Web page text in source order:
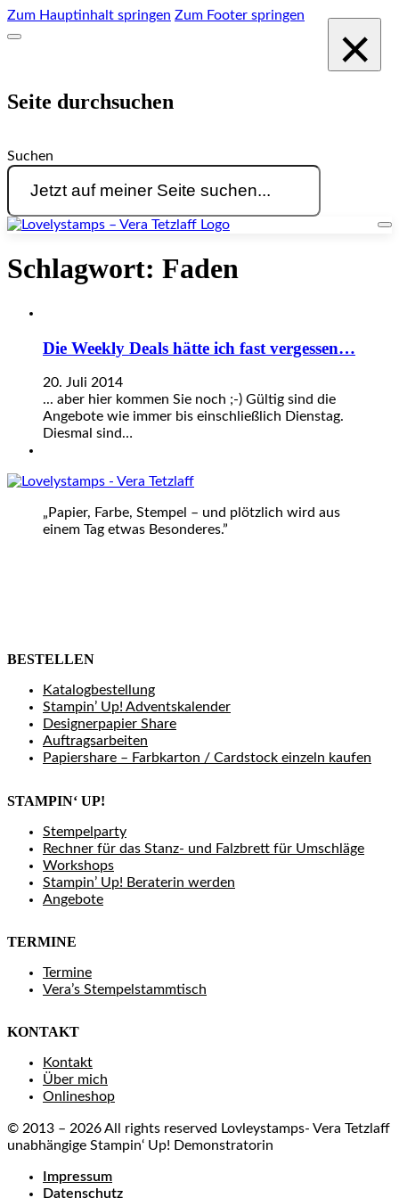
Zum Hauptinhalt springen Zum Footer springen
Seite durchsuchen
Suchen
×
Schlagwort: Faden
Die Weekly Deals hätte ich fast vergessen…
20. Juli 2014
... aber hier kommen Sie noch ;-) Gültig sind die
Angebote wie immer bis einschließlich Dienstag.
Diesmal sind…
„Papier, Farbe, Stempel – und plötzlich wird aus
einem Tag etwas Besonderes.”
BESTELLEN
Katalogbestellung
Stampin’ Up! Adventskalender
Designerpapier Share
Auftragsarbeiten
Papiershare – Farbkarton / Cardstock einzeln kaufen
STAMPIN‘ UP!
Stempelparty
Rechner für das Stanz- und Falzbrett für Umschläge
Workshops
Stampin’ Up! Beraterin werden
Angebote
TERMINE
Termine
Vera’s Stempelstammtisch
KONTAKT
Kontakt
Über mich
Onlineshop
© 2013 – 2026 All rights reserved Lovleystamps- Vera Tetzlaff
unabhängige Stampin‘ Up! Demonstratorin
Impressum
Datenschutz